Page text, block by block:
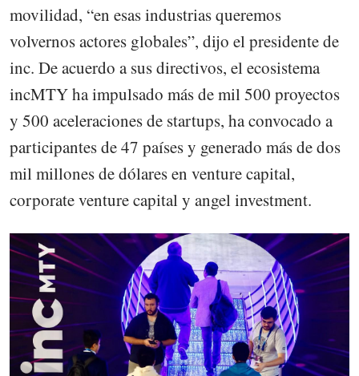
movilidad, “en esas industrias queremos
volvernos actores globales”, dijo el presidente de
inc. De acuerdo a sus directivos, el ecosistema
incMTY ha impulsado más de mil 500 proyectos
y 500 aceleraciones de startups, ha convocado a
participantes de 47 países y generado más de dos
mil millones de dólares en venture capital,
corporate venture capital y angel investment.